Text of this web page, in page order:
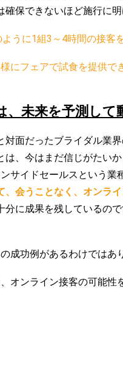
保できないほど施行に
うに1組3～4時間の接客
にフェアで試食を提供で
未来を予測して
対面だったブライダル業界
は、今はまだ信じがたいか
サイドセールスという業
、会うことなく、オンラ
分に成果を残しているので
成功例があるわけではあ
オンライン接客の可能性